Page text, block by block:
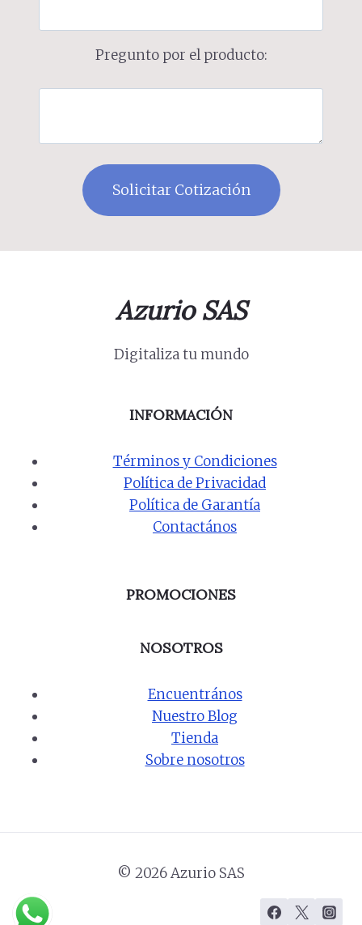
Pregunto por el producto:
Azurio SAS
Digitaliza tu mundo
INFORMACIÓN
Términos y Condiciones
Política de Privacidad
Política de Garantía
Contactános
PROMOCIONES
NOSOTROS
Encuentrános
Nuestro Blog
Tienda
Sobre nosotros
© 2026 Azurio SAS